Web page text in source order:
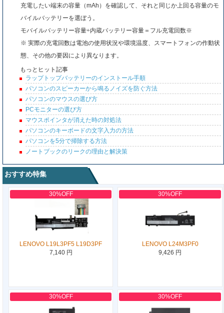
充電したい端末の容量（mAh）を確認して、それと同じか上回る容量のモ
バイルバッテリーを選ぼう。
モバイルバッテリー容量÷内蔵バッテリー容量＝フル充電回数※
※ 実際の充電回数は電池の使用状況や環境温度、スマートフォンの作動状
態、その他の要因により異なります。
もっとヒット記事
ラップトップバッテリーのインストール手順
パソコンのスピーカーから鳴るノイズを防ぐ方法
パソコンのマウスの選び方
PCモニターの選び方
マウスポインタが消えた時の対処法
パソコンのキーボードの文字入力の方法
パソコンを5分で掃除する方法
ノートブックのリークの理由と解決策
おすすめ特集
30%OFF
LENOVO L19L3PF5 L19D3PF
7,140 円
30%OFF
LENOVO L24M3PF0
9,426 円
30%OFF 30%OFF